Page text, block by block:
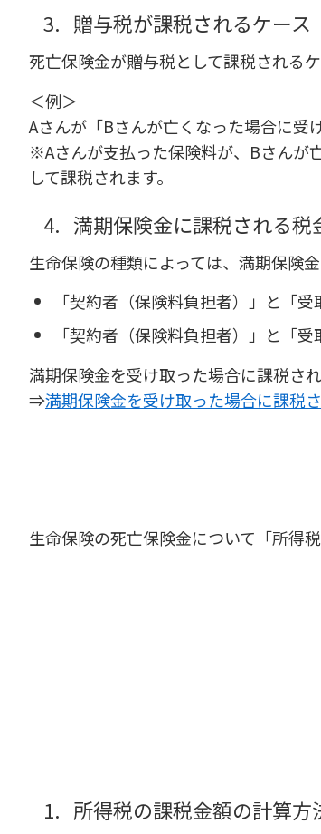
3. 贈与税が課税されるケース
死亡保険金が贈与税として課税される
＜例＞
Aさんが「Bさんが亡くなった場合に受
※Aさんが支払った保険料が、Bさんが
して課税されます。
4. 満期保険金に課税される税
生命保険の種類によっては、満期保険
「契約者（保険料負担者）」と「
「契約者（保険料負担者）」と「
満期保険金を受け取った場合に課税さ
⇒満期保険金を受け取った場合に課税
生命保険の死亡保険金について「所得
1. 所得税の課税金額の計算方